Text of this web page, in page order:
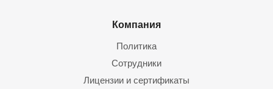
Компания
Политика
Сотрудники
Лицензии и сертификаты